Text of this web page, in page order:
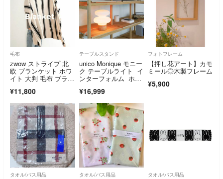
毛布
zwow ストライプ 北
欧 ブランケット ホワ
イト 大判 毛布 ブラッ
¥11,800
テーブルスタンド
unico Monique モニー
ク テーブルライト イ
ンターフォルム ホワ
¥16,999
フォトフレーム
【押し花アート】カモ
ミール◎木製フレーム
¥5,900
タオル/バス用品 タオル/バス用品 タオル/バス用品